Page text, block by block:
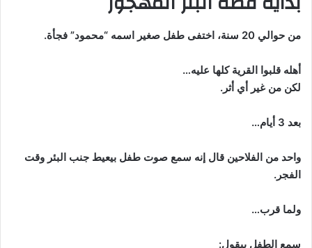
من حوالي 20 سنة، اختفى طفل صغير اسمه “محمود” فجأة.
أهله قلبوا القرية كلها عليه…
لكن من غير أي أثر.
بعد 3 أيام…
واحد من الفلاحين قال إنه سمع صوت طفل بيعيط جنب البئر وقت
الفجر.
ولما قرب…
سمع الطفل بيقول: